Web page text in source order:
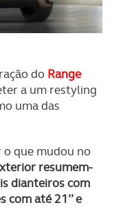
do Range
a um restyling
uma das
que mudou no
resumem-
dianteiros com
até 21’’ e